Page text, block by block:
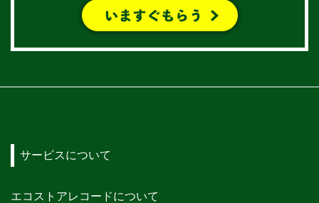
サービスについて
エコストアレコードについて